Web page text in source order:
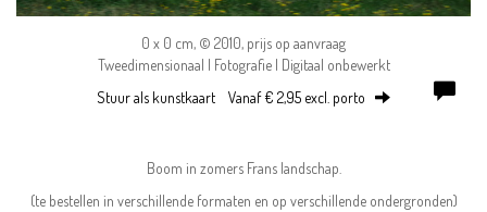
0 x 0 cm, © 2010, prijs op aanvraag
Tweedimensionaal | Fotografie | Digitaal onbewerkt
Stuur als kunstkaart Vanaf € 2,95 excl. porto
Boom in zomers Frans landschap.
(te bestellen in verschillende formaten en op verschillende ondergronden)